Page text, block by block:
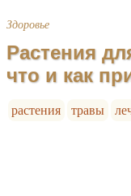
Здоровье
Растения
что и как
растения травы